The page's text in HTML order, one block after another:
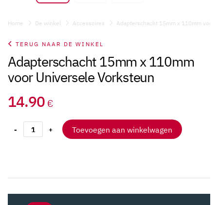
Home De winkel Accessoires Adapterschacht 15mm x 110mm voor
TERUG NAAR DE WINKEL
Adapterschacht 15mm x 110mm
voor Universele Vorksteun
14.90 €
Adapterschacht
voor
- + Toevoegen aan winkelwagen